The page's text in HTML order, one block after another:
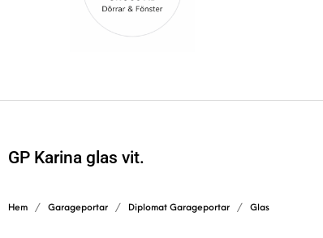
GP Karina glas vit.
Hem / Garageportar / Diplomat Garageportar / Glas